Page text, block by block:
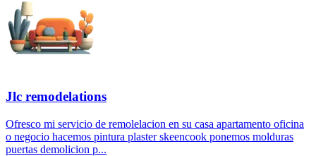
Jlc remodelations
Ofresco mi servicio de remolelacion en su casa apartamento oficina
o negocio hacemos pintura plaster skeencook ponemos molduras
puertas demolicion p...